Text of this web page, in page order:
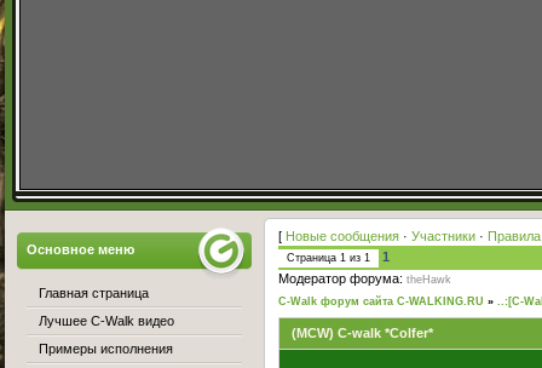
[ Новые сообщения · Участники ·
Страница 1 из 1
1
Модератор форума: theHawk
C-Walk форум сайта C-WALKING.RU » ..:[C-
(MCW) C-walk *Colfer*
Основное меню
Главная страница
Лучшее C-Walk видео
Примеры исполнения